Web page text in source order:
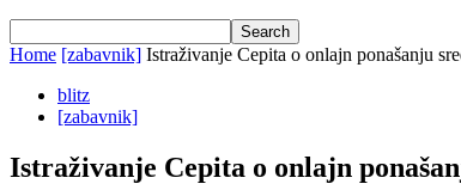
Home [zabavnik] Istraživanje Cepita o onlajn ponašanju
blitz
[zabavnik]
Istraživanje Cepita o onlajn